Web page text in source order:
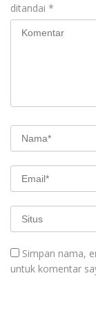
ditandai *
Simpan nama,
untuk komentar